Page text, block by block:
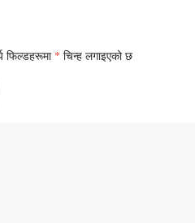
फिल्डहरूमा * चिन्ह लगाइएको छ